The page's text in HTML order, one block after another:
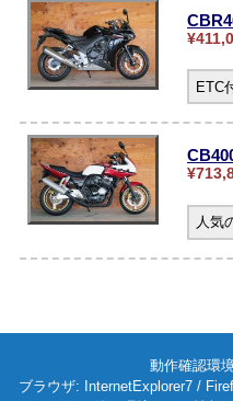
ETC
人気
動作確認環
ブラウザ: InternetExplorer7 /